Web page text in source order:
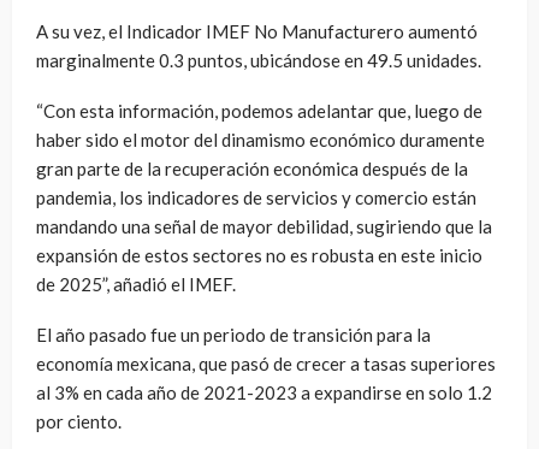
A su vez, el Indicador IMEF No Manufacturero aumentó
marginalmente 0.3 puntos, ubicándose en 49.5 unidades.
“Con esta información, podemos adelantar que, luego de
haber sido el motor del dinamismo económico duramente
gran parte de la recuperación económica después de la
pandemia, los indicadores de servicios y comercio están
mandando una señal de mayor debilidad, sugiriendo que la
expansión de estos sectores no es robusta en este inicio
de 2025”, añadió el IMEF.
El año pasado fue un periodo de transición para la
economía mexicana, que pasó de crecer a tasas superiores
al 3% en cada año de 2021-2023 a expandirse en solo 1.2
por ciento.